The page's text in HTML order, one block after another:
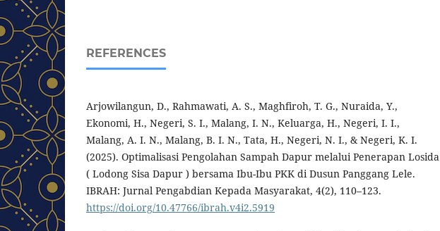
REFERENCES
Arjowilangun, D., Rahmawati, A. S., Maghfiroh, T. G., Nuraida, Y.,
Ekonomi, H., Negeri, S. I., Malang, I. N., Keluarga, H., Negeri, I. I.,
Malang, A. I. N., Malang, B. I. N., Tata, H., Negeri, N. I., & Negeri, K. I.
(2025). Optimalisasi Pengolahan Sampah Dapur melalui Penerapan Losida
( Lodong Sisa Dapur ) bersama Ibu-Ibu PKK di Dusun Panggang Lele.
IBRAH: Jurnal Pengabdian Kepada Masyarakat, 4(2), 110–123.
https://doi.org/10.47766/ibrah.v4i2.5919